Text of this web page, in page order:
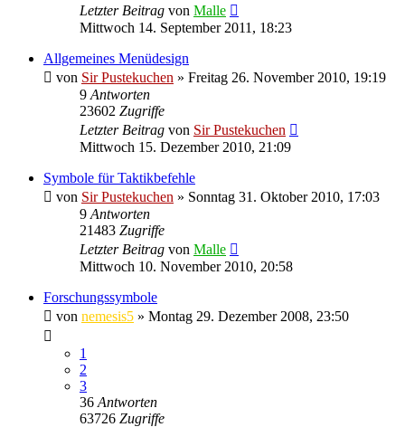
Letzter Beitrag von Malle
Mittwoch 14. September 2011, 18:23
Allgemeines Menüdesign
von Sir Pustekuchen » Freitag 26. November 2010, 19:19
9 Antworten
23602 Zugriffe
Letzter Beitrag von Sir Pustekuchen
Mittwoch 15. Dezember 2010, 21:09
Symbole für Taktikbefehle
von Sir Pustekuchen » Sonntag 31. Oktober 2010, 17:03
9 Antworten
21483 Zugriffe
Letzter Beitrag von Malle
Mittwoch 10. November 2010, 20:58
Forschungssymbole
von nemesis5 » Montag 29. Dezember 2008, 23:50
1
2
3
36 Antworten
63726 Zugriffe